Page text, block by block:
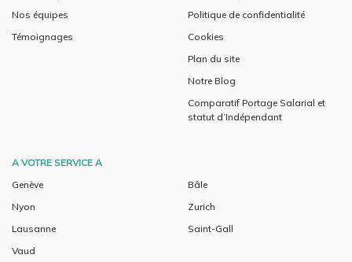
Nos équipes
Témoignages
Politique de confidentialité
Cookies
Plan du site
Notre Blog
Comparatif Portage Salarial et
statut d’Indépendant
A VOTRE SERVICE A
Genève
Nyon
Lausanne
Vaud
Bâle
Zurich
Saint-Gall